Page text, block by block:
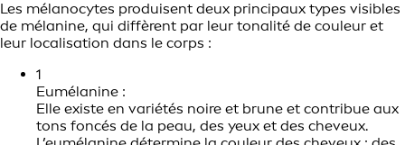
Les mélanocytes produisent deux principaux types visibles
de mélanine, qui diffèrent par leur tonalité de couleur et
leur localisation dans le corps :
1
Eumélanine :
Elle existe en variétés noire et brune et contribue aux
tons foncés de la peau, des yeux et des cheveux.